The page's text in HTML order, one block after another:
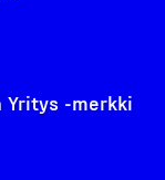
Yritys -merkki